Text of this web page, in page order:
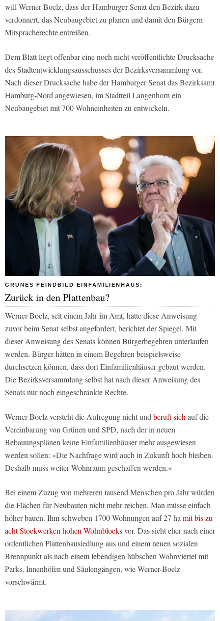
will Werner-Boelz, dass der Hamburger Senat den Bezirk dazu
verdonnert, das Neubaugebiet zu planen und damit den Bürgern
Mitspracherechte entreißen.
Dem Blatt liegt offenbar eine noch nicht veröffentlichte Drucksache
des Stadtentwicklungsausschusses der Bezirksversammlung vor.
Nach dieser Drucksache habe der Hamburger Senat das Bezirksamt
Hamburg-Nord angewiesen, im Stadtteil Langenhorn ein
Neubaugebiet mit 700 Wohneinheiten zu entwickeln.
GRÜNES FEINDBILD EINFAMILIENHAUS:
Zurück in den Plattenbau?
Werner-Boelz, seit einem Jahr im Amt, hatte diese Anweisung
zuvor beim Senat selbst angefordert, berichtet derSpiegel. Mit
dieser Anweisung des Senats können Bürgerbegehren unterlaufen
werden. Bürger hätten in einem Begehren beispielsweise
durchsetzen können, dass dort Einfamilienhäuser gebaut werden.
Die Bezirksversammlung selbst hat nach dieser Anweisung des
Senats nur noch eingeschränkte Rechte.
Werner-Boelz versteht die Aufregung nicht undberuft sichauf die
Vereinbarung von Grünen und SPD, nach der in neuen
Bebauungsplänen keine Einfamilienhäuser mehr ausgewiesen
werden sollen: »Die Nachfrage wird auch in Zukunft hoch bleiben.
Deshalb muss weiter Wohnraum geschaffen werden.«
Bei einem Zuzug von mehreren tausend Menschen pro Jahr würden
die Flächen für Neubauten nicht mehr reichen. Man müsse einfach
höher bauen. Ihm schweben 1700 Wohnungen auf 27 hamit bis zu
acht Stockwerken hohen Wohnblocksvor. Das sieht eher nach einer
ordentlichen Plattenbausiedlung aus und einem neuen sozialen
Brennpunkt als nach einem lebendigen hübschen Wohnviertel mit
Parks, Innenhöfen und Säulengängen, wie Werner-Boelz
vorschwärmt.